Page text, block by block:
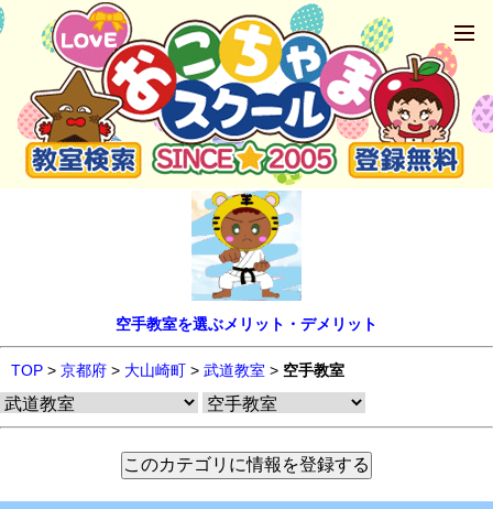
空手教室を選ぶメリット・デメリット
TOP > 京都府 > 大山崎町 > 武道教室 > 空手教室